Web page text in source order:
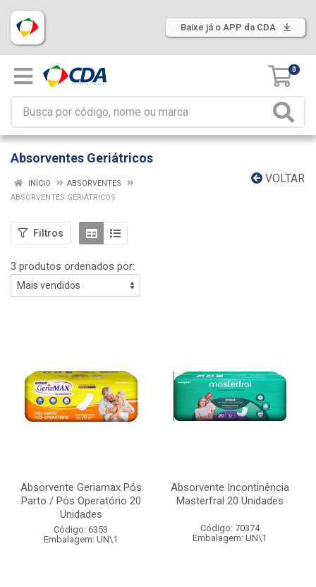
Baixe já o APP da CDA
0
Absorventes Geriátricos
VOLTAR
INÍCIO
ABSORVENTES
ABSORVENTES GERIÁTRICOS
Filtros
3 produtos ordenados por:
Absorvente Geriamax Pós
Parto / Pós Operatório 20
Unidades
Código: 6353
Embalagem: UN\1
Absorvente Incontinência
Masterfral 20 Unidades
Código: 70374
Embalagem: UN\1